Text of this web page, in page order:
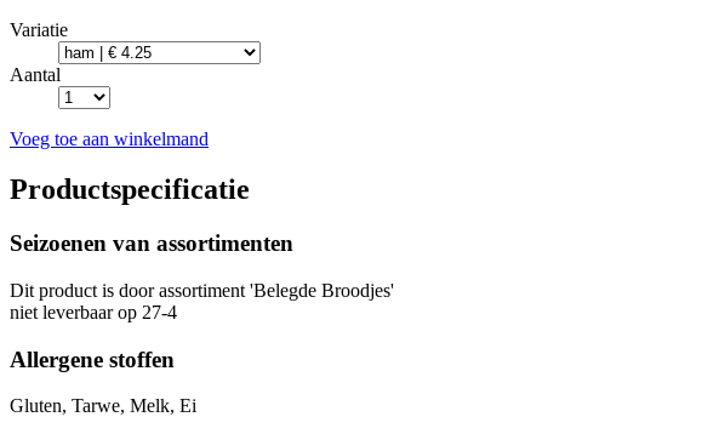
Variatie
Aantal
Voeg toe aan winkelmand
Productspecificatie
Seizoenen van assortimenten
Dit product is door assortiment 'Belegde Broodjes'
niet leverbaar op 27-4
Allergene stoffen
Gluten, Tarwe, Melk, Ei